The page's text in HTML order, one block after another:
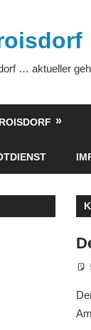
… aktueller